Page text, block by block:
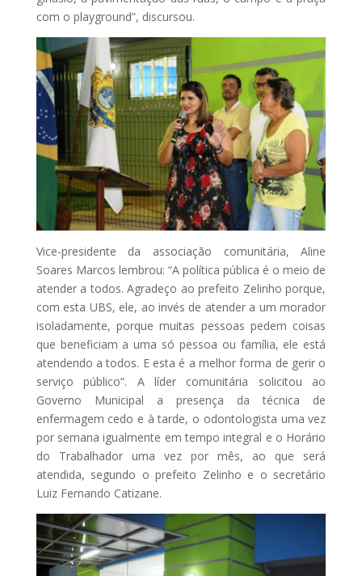
com o playground”, discursou.
Vice-presidente da associação comunitária, Aline
Soares Marcos lembrou: “A política pública é o meio de
atender a todos. Agradeço ao prefeito Zelinho porque,
com esta UBS, ele, ao invés de atender a um morador
isoladamente, porque muitas pessoas pedem coisas
que beneficiam a uma só pessoa ou família, ele está
atendendo a todos. E esta é a melhor forma de gerir o
serviço público”. A líder comunitária solicitou ao
Governo Municipal a presença da técnica de
enfermagem cedo e à tarde, o odontologista uma vez
por semana igualmente em tempo integral e o Horário
do Trabalhador uma vez por mês, ao que será
atendida, segundo o prefeito Zelinho e o secretário
Luiz Fernando Catizane.